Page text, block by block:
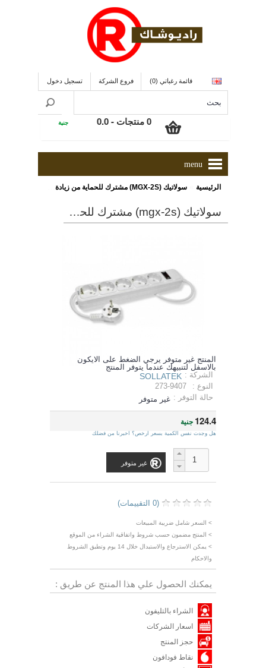
قائمة رغباتي (0) فروع الشركة تسجيل دخول
0 منتجات - 0.0 جنية
menu
الرئيسية سولاتيك (MGX-2S) مشترك للحماية من زيادة التيار
سولاتيك (mgx-2s) مشترك للحماية من زيادة التيار
المنتج غير متوفر يرجي الضغط على الايكون
بالاسفل لتنبيهك عندما يتوفر المنتج
الشركة : SOLLATEK
النوع :
273-9407
حالة التوفر : غير متوفر
124.4 جنية
هل وجدت نفس الكمية بسعر ارخص؟ اخبرنا من فضلك
غير متوفر
(0 التقييمات)
> السعر شامل ضريبة المبيعات
> المنتج مضمون حسب شروط واتفاقية الشراء من الموقع
> يمكن الاسترجاع والاستبدال خلال 14 يوم وتطبق الشروط
والاحكام
يمكنك الحصول علي هذا المنتج عن طريق :
الشراء بالتليفون
اسعار الشركات
حجز المنتج
نقاط فودافون